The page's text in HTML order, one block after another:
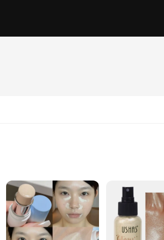
but a statement of style and durability. Designed to
you stand out in the water, making them perfect